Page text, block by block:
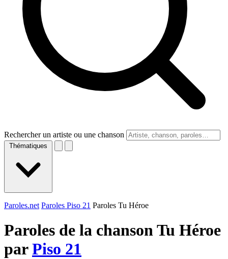
Rechercher un artiste ou une chanson
Thématiques
Paroles.net Paroles Piso 21 Paroles Tu Héroe
Paroles de la chanson Tu Héroe
parPiso 21